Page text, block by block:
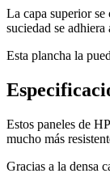
La capa superior
suciedad se
Esta plancha la
Estos paneles de
mucho más
Gracias a la densa